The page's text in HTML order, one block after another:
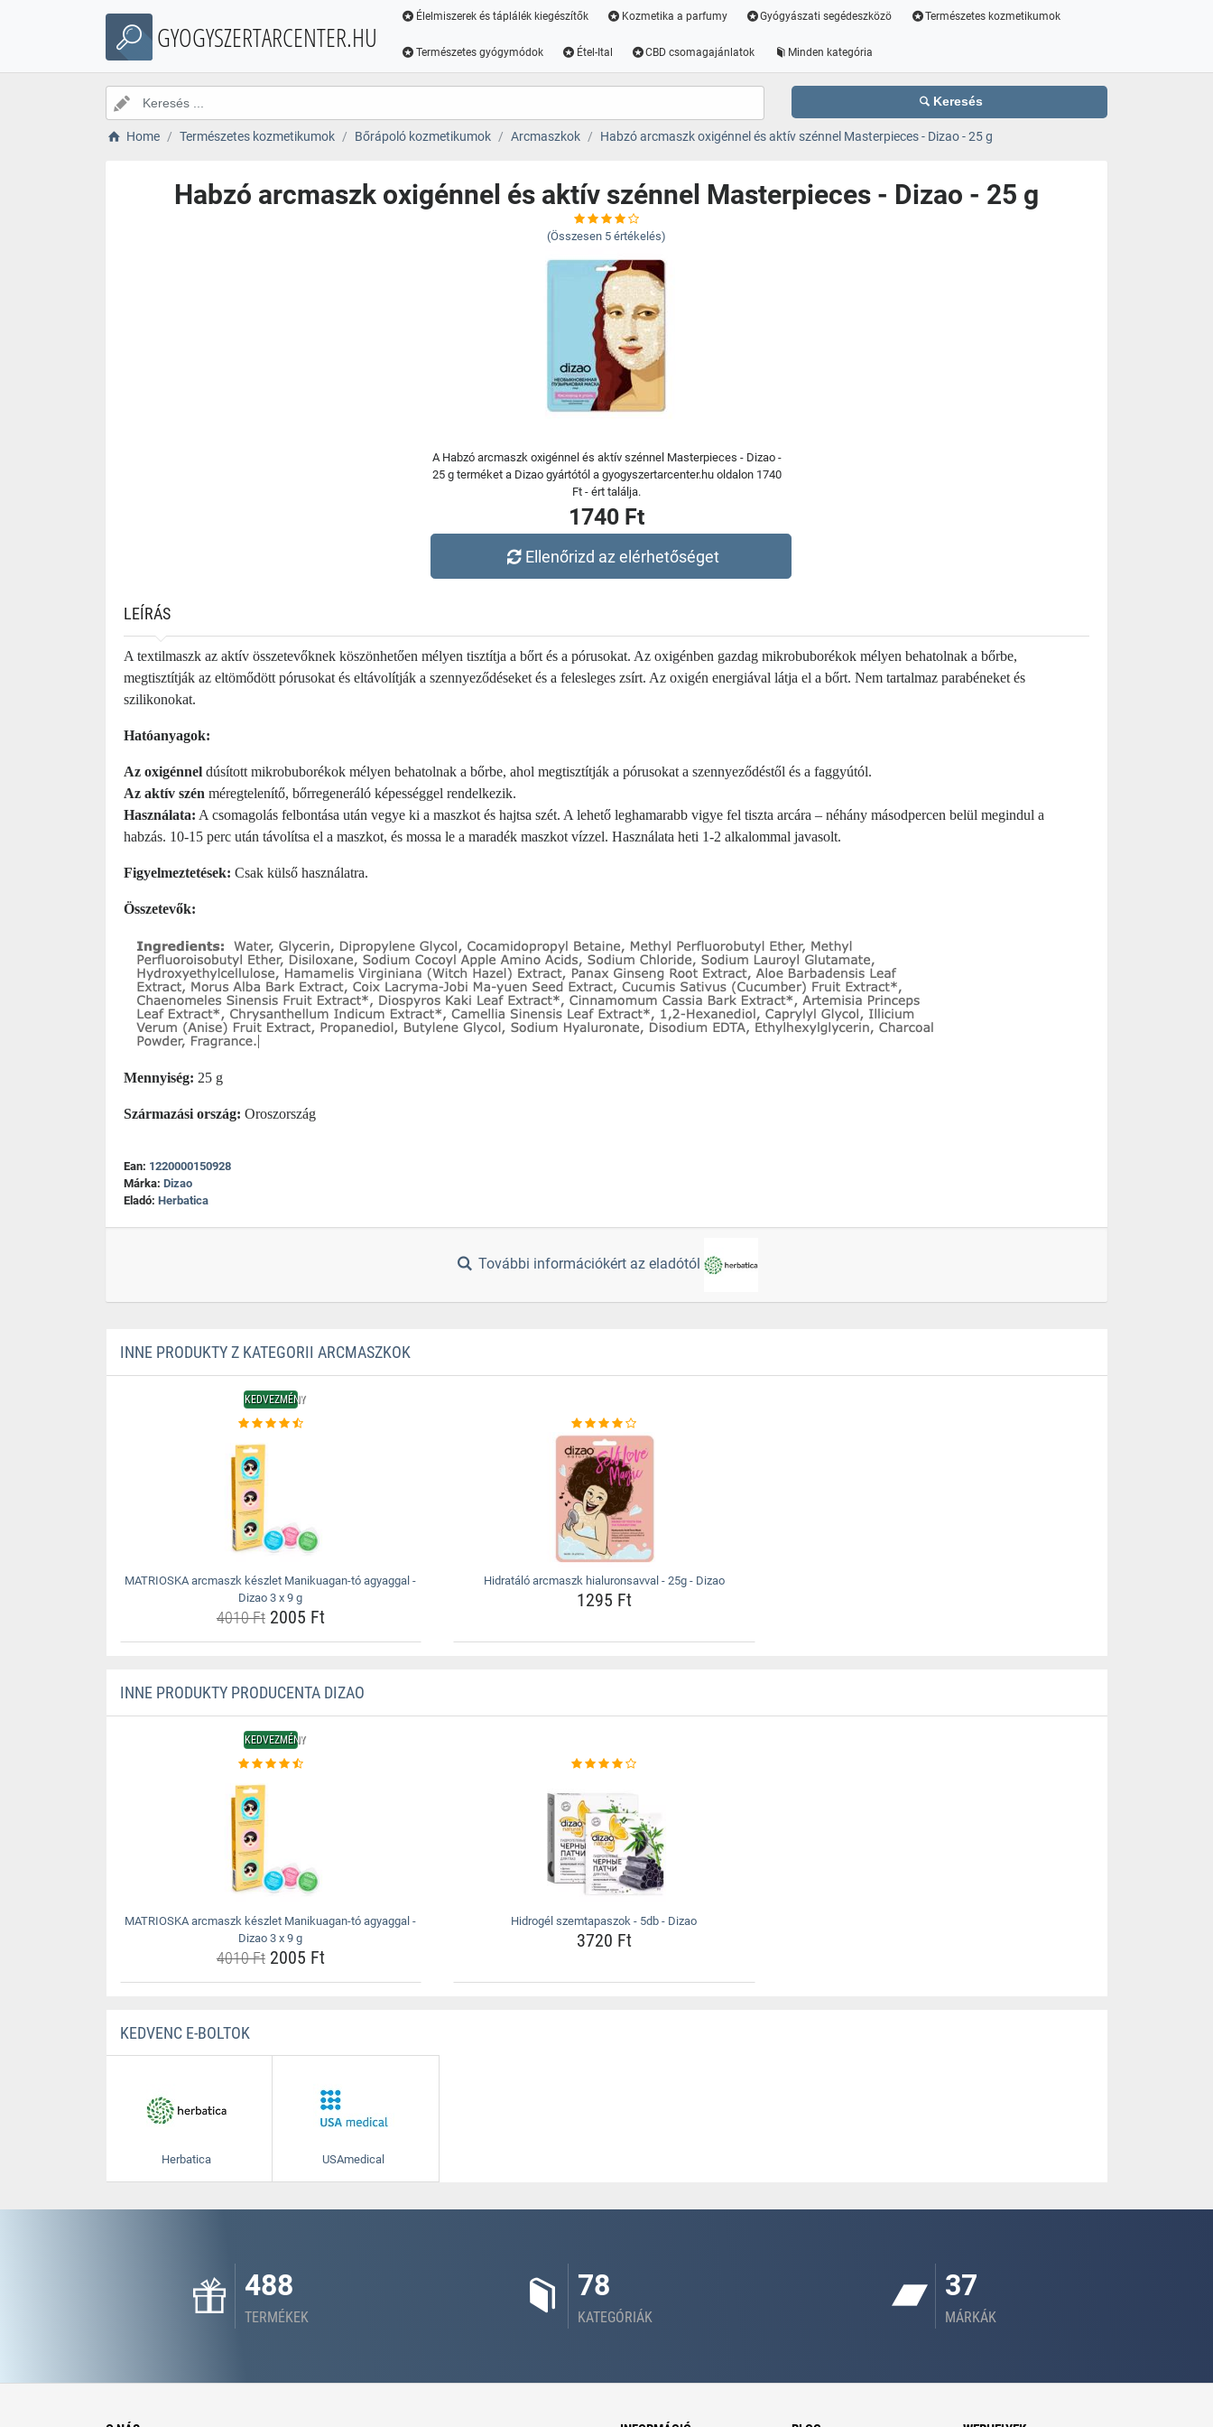
GYOGYSZERTARCENTER.HU
Élelmiszerek és táplálék kiegészítők Kozmetika a parfumy Gyógyászati segédeszközö Természetes kozmetikumok
Természetes gyógymódok Étel-Ital CBD csomagajánlatok Minden kategória
Keresés
Home Természetes kozmetikumok Bőrápoló kozmetikumok Arcmaszkok Habzó arcmaszk oxigénnel és aktív szénnel Masterpieces - Dizao - 25 g
Habzó arcmaszk oxigénnel és aktív szénnel Masterpieces - Dizao - 25 g
(Összesen 5 értékelés)
A Habzó arcmaszk oxigénnel és aktív szénnel Masterpieces - Dizao -
25 g terméket a Dizao gyártótól a gyogyszertarcenter.hu oldalon 1740
Ft - ért találja.
1740 Ft
Ellenőrizd az elérhetőséget
LEÍRÁS
A textilmaszk az aktív összetevőknek köszönhetően mélyen tisztítja a bőrt és a pórusokat. Az oxigénben gazdag mikrobuborékok mélyen behatolnak a bőrbe,
megtisztítják az eltömődött pórusokat és eltávolítják a szennyeződéseket és a felesleges zsírt. Az oxigén energiával látja el a bőrt. Nem tartalmaz parabéneket és
szilikonokat.
Hatóanyagok:
Az oxigénnel dúsított mikrobuborékok mélyen behatolnak a bőrbe, ahol megtisztítják a pórusokat a szennyeződéstől és a faggyútól.
Az aktív szén méregtelenítő, bőrregeneráló képességgel rendelkezik.
Használata: A csomagolás felbontása után vegye ki a maszkot és hajtsa szét. A lehető leghamarabb vigye fel tiszta arcára – néhány másodpercen belül megindul a
habzás. 10-15 perc után távolítsa el a maszkot, és mossa le a maradék maszkot vízzel. Használata heti 1-2 alkalommal javasolt.
Figyelmeztetések: Csak külső használatra.
Összetevők:
Mennyiség: 25 g
Származási ország: Oroszország
Ean: 1220000150928
Márka: Dizao
Eladó: Herbatica
További információkért az eladótól
INNE PRODUKTY Z KATEGORII ARCMASZKOK
KEDVEZMÉNY
MATRIOSKA arcmaszk készlet Manikuagan-tó agyaggal -
Dizao 3 x 9 g
4010 Ft2005 Ft
Hidratáló arcmaszk hialuronsavval - 25g - Dizao
1295 Ft
INNE PRODUKTY PRODUCENTA DIZAO
KEDVEZMÉNY
MATRIOSKA arcmaszk készlet Manikuagan-tó agyaggal -
Dizao 3 x 9 g
4010 Ft2005 Ft
Hidrogél szemtapaszok - 5db - Dizao
3720 Ft
KEDVENC E-BOLTOK
Herbatica USAmedical
488
TERMÉKEK
78
KATEGÓRIÁK
37
MÁRKÁK